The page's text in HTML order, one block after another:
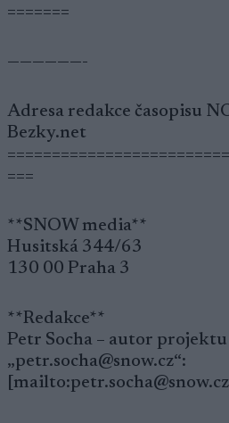
=======
——————-
Adresa redakce časopisu
Bezky.net
===
**SNOW media**
Husitská 344/63
130 00 Praha 3
**Redakce**
Petr Socha – autor projektu
„petr.socha@snow.cz“:
[mailto:petr.socha@snow.cz]